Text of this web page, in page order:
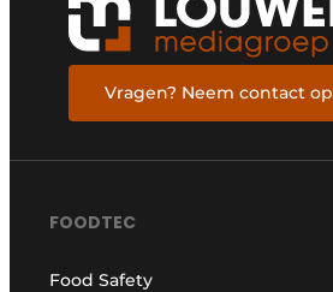
Vragen? Neem contact op
FOODTEC
Food Safety